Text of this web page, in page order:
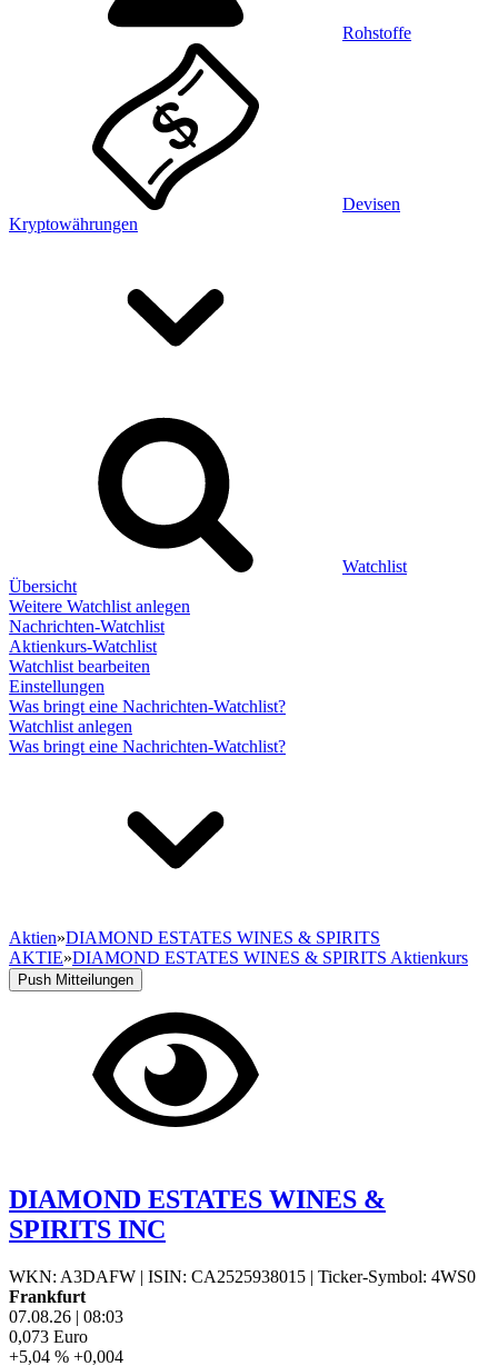
Rohstoffe
Devisen
Kryptowährungen
Watchlist
Übersicht
Weitere Watchlist anlegen
Nachrichten-Watchlist
Aktienkurs-Watchlist
Watchlist bearbeiten
Einstellungen
Was bringt eine Nachrichten-Watchlist?
Watchlist anlegen
Was bringt eine Nachrichten-Watchlist?
Aktien»DIAMOND ESTATES WINES & SPIRITS
AKTIE»DIAMOND ESTATES WINES & SPIRITS Aktienkurs
Push Mitteilungen
DIAMOND ESTATES WINES &
SPIRITS INC
WKN: A3DAFW | ISIN: CA2525938015 | Ticker-Symbol: 4WS0
Frankfurt
07.08.26 | 08:03
0,073 Euro
+5,04 % +0,004